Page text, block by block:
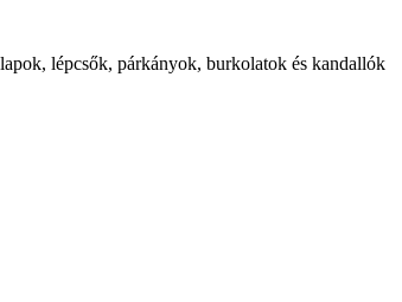
lépcsők, párkányok, burkolatok és kandallók